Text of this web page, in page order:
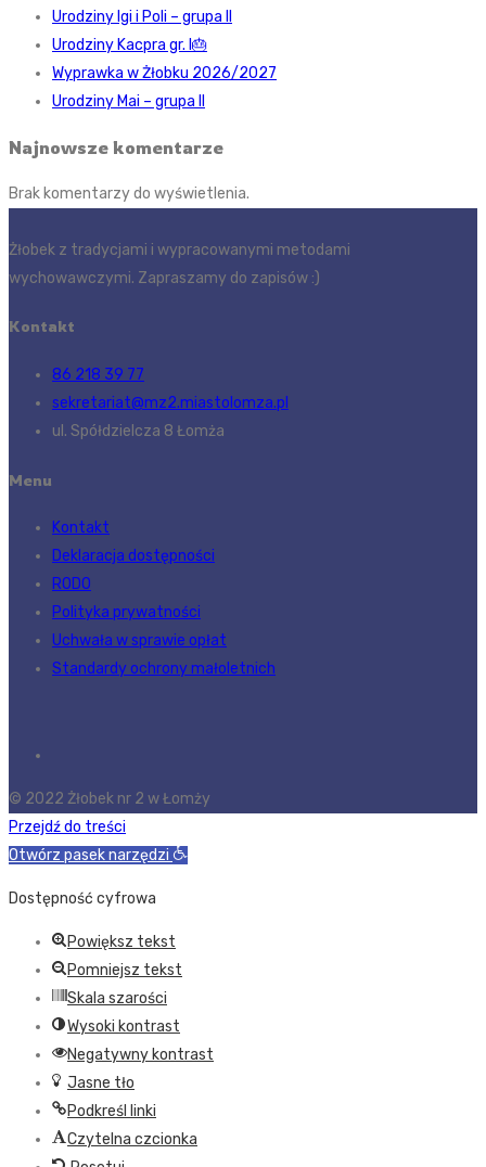
Urodziny Igi i Poli – grupa II
Urodziny Kacpra gr. I🎂
Wyprawka w Żłobku 2026/2027
Urodziny Mai – grupa II
Najnowsze komentarze
Brak komentarzy do wyświetlenia.
Żłobek z tradycjami i wypracowanymi metodami
wychowawczymi. Zapraszamy do zapisów :)
Kontakt
86 218 39 77
sekretariat@mz2.miastolomza.pl
ul. Spółdzielcza 8 Łomża
Menu
Kontakt
Deklaracja dostępności
RODO
Polityka prywatności
Uchwała w sprawie opłat
Standardy ochrony małoletnich
© 2022 Żłobek nr 2 w Łomży
Przejdź do treści
Otwórz pasek narzędzi
Dostępność cyfrowa
Powiększ tekst
Pomniejsz tekst
Skala szarości
Wysoki kontrast
Negatywny kontrast
Jasne tło
Podkreśl linki
Czytelna czcionka